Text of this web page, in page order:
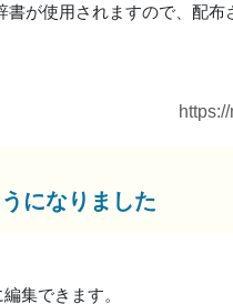
が使用されますので、配
になりました
集できます。